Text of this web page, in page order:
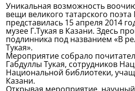
Уникальная возможность
вещи великого татарского поэта
представилась 15 апреля 2014
музее Г.Тукая в Казани. Здесь
подлинника под названием «В
Тукая».
Мероприятие собрало
Габдуллы Тукая, сотрудников
Национальной библиотеки,
Казани.